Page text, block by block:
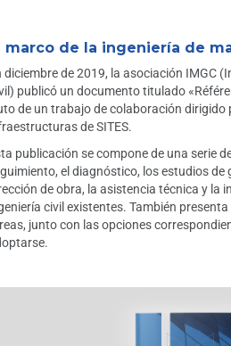
marco de la ingeniería de
diciembre de 2019, la asociación IMGC
publicó un documento titulado
de un trabajo de colaboración dirigido
de SITES.
publicación se compone de una serie
el diagnóstico, los estudios
de obra, la asistencia técnica y la
civil existentes. También
junto con las opciones